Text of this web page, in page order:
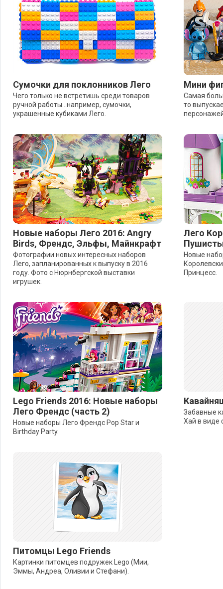
Сумочки для поклонников Лего
Чего только не встретишь среди товаров
ручной работы...например, сумочки,
украшенные кубиками Лего.
Мини
Самая
то
Новые наборы Лего 2016: Angry
Birds, Френдс, Эльфы, Майнкрафт
Фотографии новых интересных наборов
Лего, запланированных к выпуску в 2016
году. Фото с Нюрнбергской выставки
игрушек.
Лего
Новые
Принцесс.
Lego Friends 2016: Новые наборы
Лего Френдс (часть 2)
Новые наборы Лего Френдс Pop Star и
Birthday Party.
Забавные
Хай в виде
Питомцы Lego Friends
Картинки питомцев подружек Lego (Мии,
Эммы, Андреа, Оливии и Стефани).